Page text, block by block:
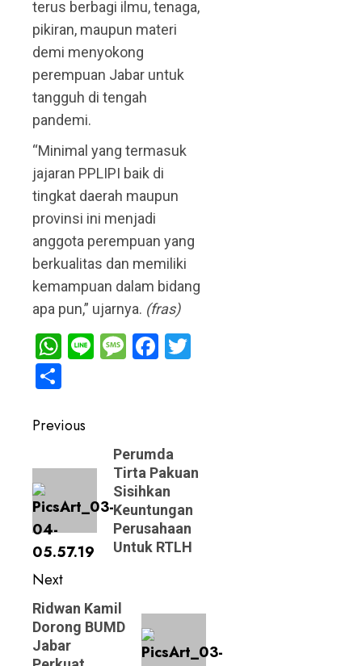
terus berbagi ilmu, tenaga,
pikiran, maupun materi
demi menyokong
perempuan Jabar untuk
tangguh di tengah
pandemi.
“Minimal yang termasuk
jajaran PPLIPI baik di
tingkat daerah maupun
provinsi ini menjadi
anggota perempuan yang
berkualitas dan memiliki
kemampuan dalam bidang
apa pun,” ujarnya. (fras)
WhatsApp
LineMessage
Facebook
Post
navigation
Previous
post:
Perumda
Tirta Pakuan
Sisihkan
Keuntungan
Perusahaan
Untuk RTLH
Next
Next
post:
Ridwan Kamil
Dorong BUMD
Jabar